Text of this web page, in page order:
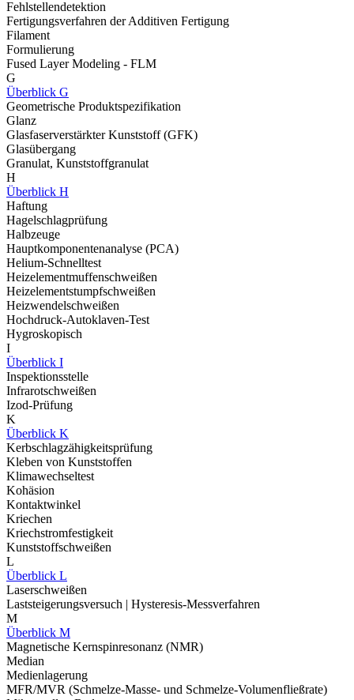
Fehlstellendetektion
Fertigungsverfahren der Additiven Fertigung
Filament
Formulierung
Fused Layer Modeling - FLM
G
Überblick G
Geometrische Produktspezifikation
Glanz
Glasfaserverstärkter Kunststoff (GFK)
Glasübergang
Granulat, Kunststoffgranulat
H
Überblick H
Haftung
Hagelschlagprüfung
Halbzeuge
Hauptkomponentenanalyse (PCA)
Helium-Schnelltest
Heizelementmuffenschweißen
Heizelementstumpfschweißen
Heizwendelschweißen
Hochdruck-Autoklaven-Test
Hygroskopisch
I
Überblick I
Inspektionsstelle
Infrarotschweißen
Izod-Prüfung
K
Überblick K
Kerbschlagzähigkeitsprüfung
Kleben von Kunststoffen
Klimawechseltest
Kohäsion
Kontaktwinkel
Kriechen
Kriechstromfestigkeit
Kunststoffschweißen
L
Überblick L
Laserschweißen
Laststeigerungsversuch | Hysteresis-Messverfahren
M
Überblick M
Magnetische Kernspinresonanz (NMR)
Median
Medienlagerung
MFR/MVR (Schmelze-Masse- und Schmelze-Volumenfließrate)